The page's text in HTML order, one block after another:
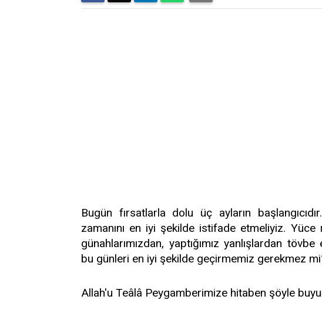
Bugün fırsatlarla dolu üç ayların
zamanını en iyi şekilde istifade etmeliyiz.
günahlarımızdan, yaptığımız yanlışlardan
bu günleri en iyi şekilde geçirmemiz gerekmez
Allah'u Teâlâ Peygamberimize hitaben şöyle